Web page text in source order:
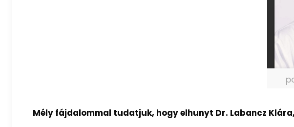
Mély fájdalommal tudatjuk, hogy elhunyt Dr. Labancz